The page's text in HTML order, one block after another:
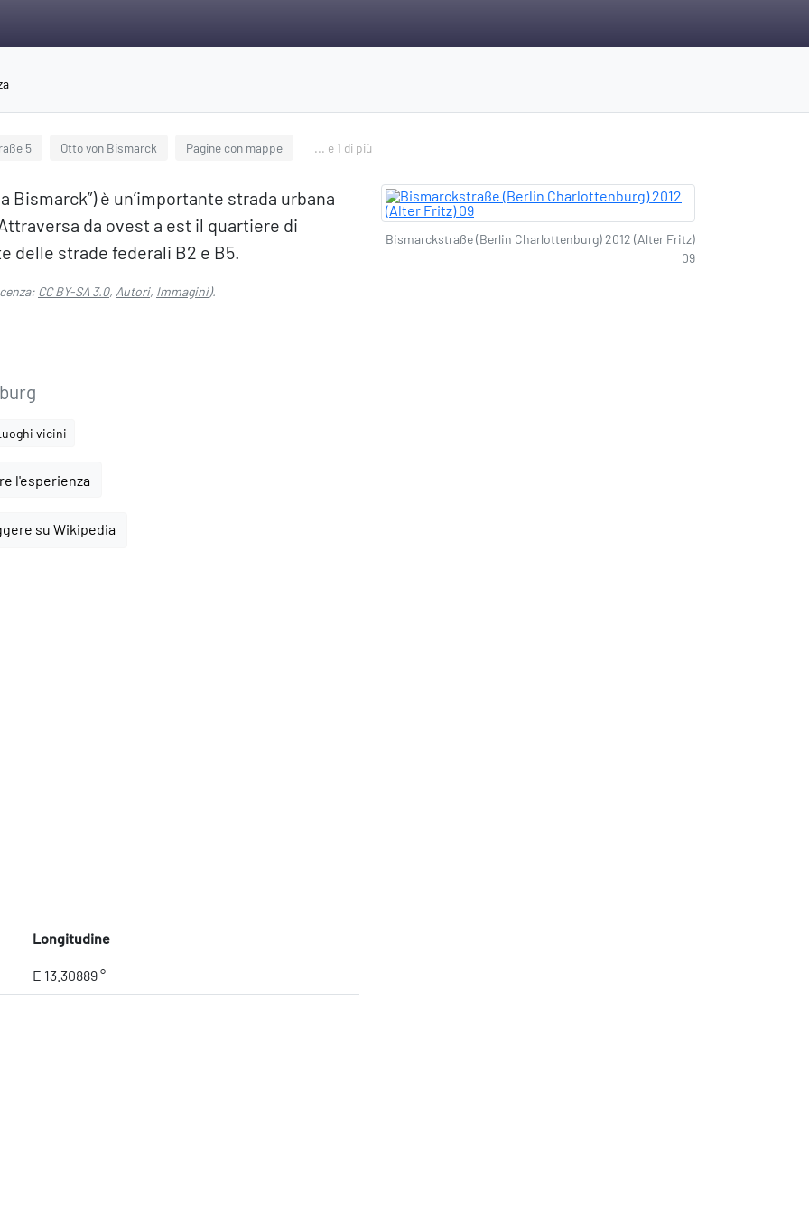
5 Otto von Bismarck Pagine con mappe ... e 1 di più
è un’importante strada urbana
da ovest a est il quartiere di
delle strade federali B2 e B5.
CC BY-SA 3.0, Autori, Immagini).
vicini
l'esperienza
su Wikipedia
Longitudine
E 13.30889 °
Bismarckstraße (Berlin Charlottenburg) 2012 (Alter Fritz)
09